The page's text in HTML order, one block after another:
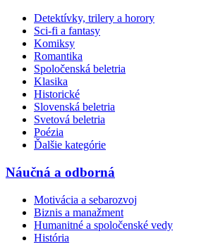
Detektívky, trilery a horory
Sci-fi a fantasy
Komiksy
Romantika
Spoločenská beletria
Klasika
Historické
Slovenská beletria
Svetová beletria
Poézia
Ďalšie kategórie
Náučná a odborná
Motivácia a sebarozvoj
Biznis a manažment
Humanitné a spoločenské vedy
História